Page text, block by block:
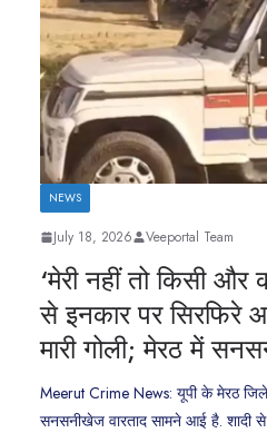
NEWS
July 18, 2026 Veeportal Team
‘मेरी नहीं तो किसी और
से इनकार पर
मारी गोली; मेरठ में
Meerut Crime News: यूपी के मेरठ
सनसनीखेज वारताद सामने आई है. शादी से